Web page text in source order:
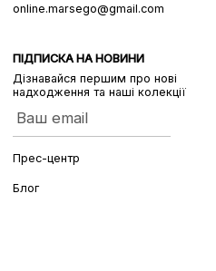
online.marsego@gmail.com
ПІДПИСКА НА НОВИНИ
Дізнавайся першим про нові
надходження та наші колекції
Ваш email
Прес-центр
Блог